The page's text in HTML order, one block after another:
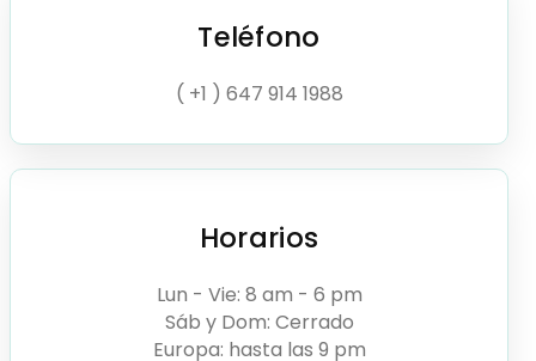
Teléfono
( +1 ) 647 914 1988
Horarios
Lun - Vie: 8 am - 6 pm
Sáb y Dom: Cerrado
Europa: hasta las 9 pm